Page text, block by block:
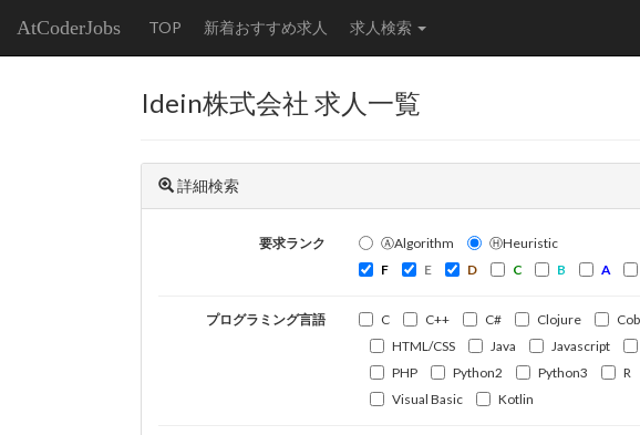
AtCoderJobs TOP 新着おすすめ求人 求人検索
Idein株式会社 求人一覧
詳細検索
要求ランク ⒶAlgorithm
ⒽHeuristic
F
E D C B A
プログラミング言語 C C++ C# Clojure
HTML/CSS
Java Javascript
PHP
Python2 Python3 R
Visual Basic
Kotlin